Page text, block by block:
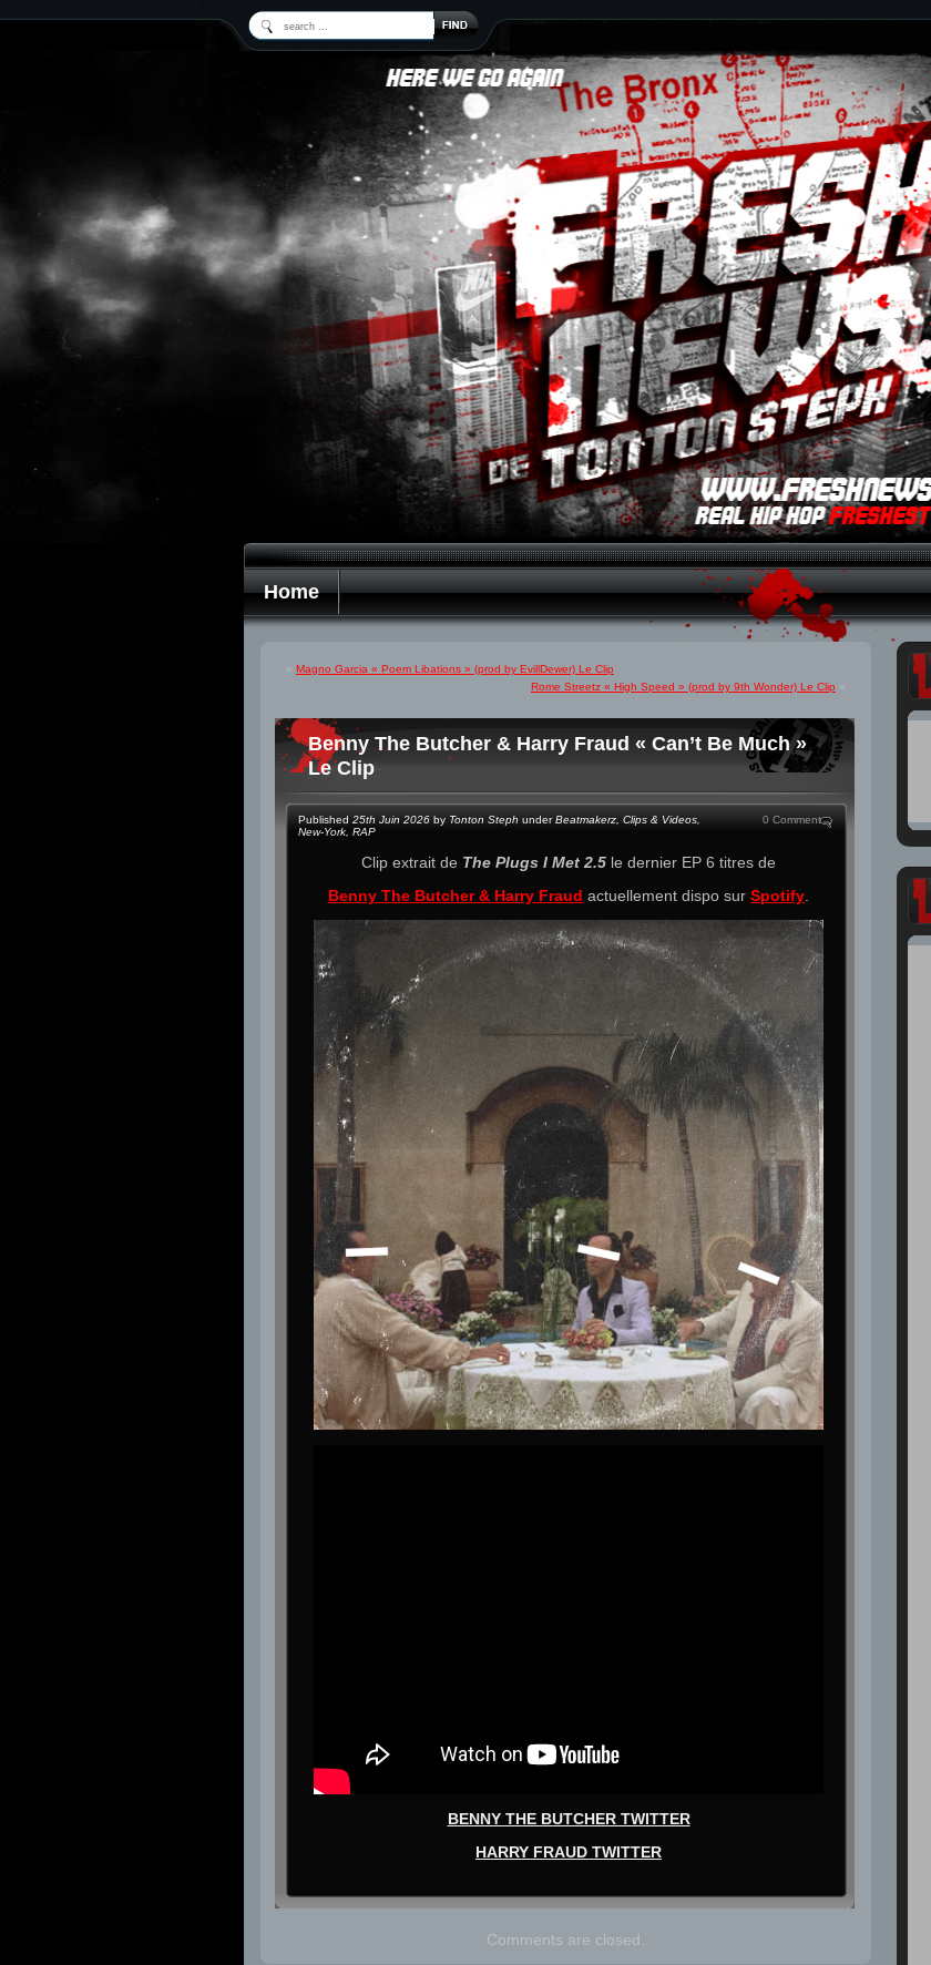
Home
« Magno Garcia « Poem Libations » (prod by EvillDewer) Le Clip
Rome Streetz « High Speed » (prod by 9th Wonder) Le Clip »
Benny The Butcher & Harry Fraud « Can’t Be Much »
Le Clip
Published 25th Juin 2026 by Tonton Steph underBeatmakerz Clips & Videos
New-York RAP
0 Comment
Clip extrait de The Plugs I Met 2.5 le dernier EP 6 titres de
Benny The Butcher & Harry Fraud actuellement dispo sur Spotify
BENNY THE BUTCHER TWITTER
HARRY FRAUD TWITTER
Comments are closed.